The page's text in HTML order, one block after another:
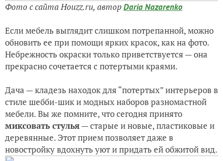
Фото с сайта Houzz.ru, авторDaria Nazarenko
Если мебель выглядит слишком потрепанной, можно
обновить ее при помощи ярких красок, как на фото.
Небрежность окраски только приветствуется — она
прекрасно сочетается с потертыми краями.
Дача — кладезь находок для “потертых” интерьеров в
стиле шебби-шик и модных наборов разномастной
мебели. Вы же помните, что сегодня принято
миксовать стулья— старые и новые, пластиковые и
деревянные. Этот прием позволяет даже в
новостройку вдохнуть уют и придать ей обжитой вид.